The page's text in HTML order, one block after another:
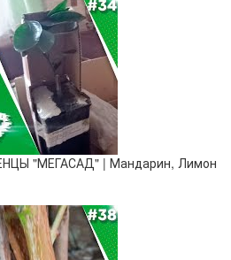
"МЕГАСАД" | Мандарин, Лимон